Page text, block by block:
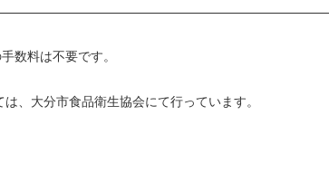
数料は不要です。
、大分市食品衛生協会にて行っています。